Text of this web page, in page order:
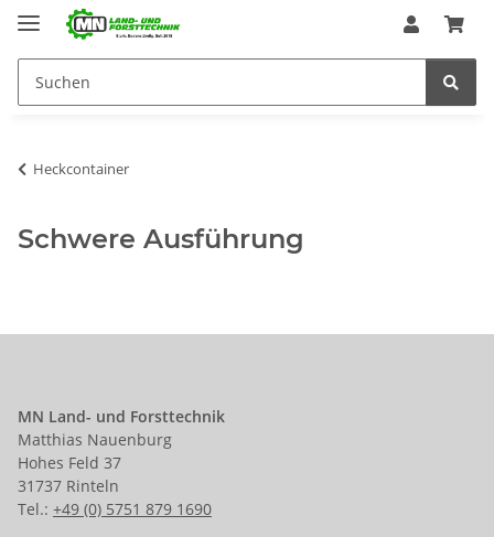
Heckcontainer
Schwere Ausführung
MN Land- und Forsttechnik
Matthias Nauenburg
Hohes Feld 37
31737 Rinteln
Tel.: +49 (0) 5751 879 1690